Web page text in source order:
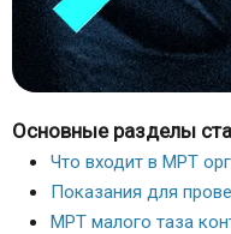
Основные разделы
Что входит в МРТ
Показания для
МРТ малого таза